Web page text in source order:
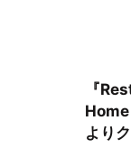
『
Home
より